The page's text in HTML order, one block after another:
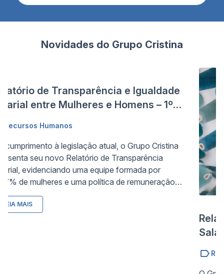
Novidades do Grupo Cristina
de Transparência e Igualdade
entre Mulheres e Homens – 1º
Recursos Humanos
cumprimento à legislação atual, o Grupo Cristina
seu novo Relatório de Transparência
evidenciando uma equipe formada por
de mulheres e uma política de remuneração
Mais do que apresentar dados, o relatório
a cultura da empresa construída desde 1970,
LEIA MAIS